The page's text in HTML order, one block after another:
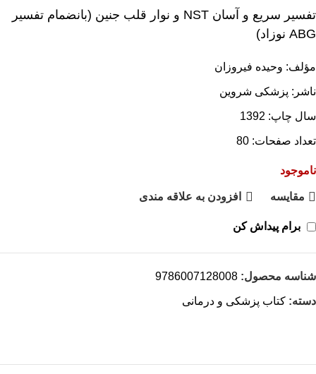
تفسیر سریع و آسان NST و نوار قلب جنین (بانضمام تفسیر
ABG نوزاد)
مؤلف: وحیده فیروزان
ناشر: پزشکی شروین
سال چاپ: 1392
تعداد صفحات: 80
ناموجود
مقايسه افزودن به علاقه مندی
برام پیداش کن
شناسه محصول: 9786007128008
دسته: کتاب پزشکی و درمانی